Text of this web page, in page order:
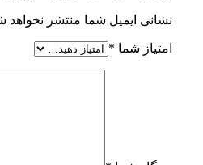
نشانی ایمیل شما منتشر نخواهد
امتیاز شما *